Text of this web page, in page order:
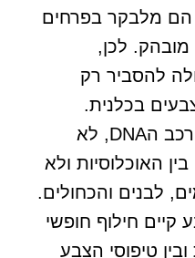
הם מלבקר בפרחים
לכן,
להסביר רק
בכלנית.
הבדיקות הגנטיות של הרכב הDNA, לא
האוכלוסיות ולא
לבנים והכחולים.
חילוף חופשי
טיפוסי הצבע